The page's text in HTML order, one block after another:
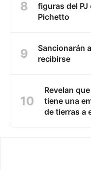
figuras del
Pichetto
Sancionarán
recibirse
Revelan
tiene una
de tierras a